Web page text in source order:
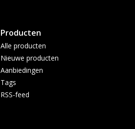
Producten
Alle producten
Nieuwe producten
Aanbiedingen
Tags
RSS-feed